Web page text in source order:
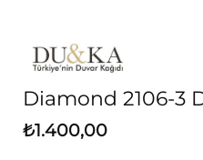
Diamond 2106-3
₺1.400,00